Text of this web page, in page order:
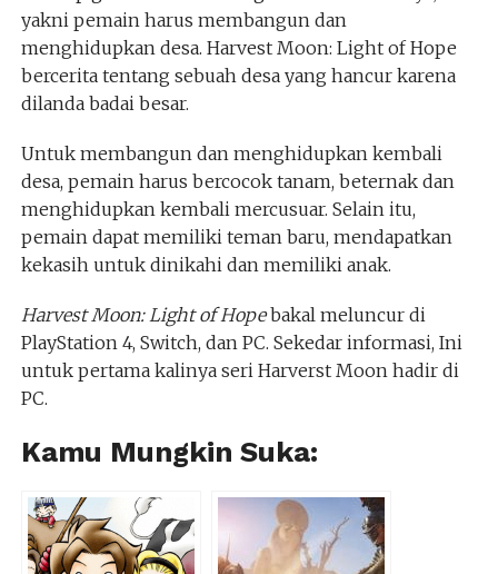
yakni pemain harus membangun dan
menghidupkan desa. Harvest Moon: Light of Hope
bercerita tentang sebuah desa yang hancur karena
dilanda badai besar.
Untuk membangun dan menghidupkan kembali
desa, pemain harus bercocok tanam, beternak dan
menghidupkan kembali mercusuar. Selain itu,
pemain dapat memiliki teman baru, mendapatkan
kekasih untuk dinikahi dan memiliki anak.
Harvest Moon: Light of Hopebakal meluncur di
PlayStation 4, Switch, dan PC. Sekedar informasi, Ini
untuk pertama kalinya seri Harverst Moon hadir di
PC.
Kamu Mungkin Suka: